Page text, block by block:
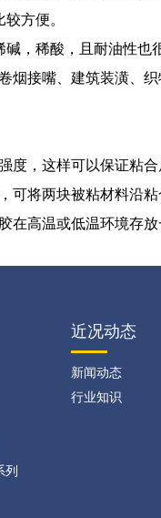
方便。
，稀酸，且耐油性也很
接嘴、建筑装潢、织
，这样可以保证粘合
将两块被粘材料沿粘
在高温或低温环境存
列
近况动态
新闻动态
行业知识